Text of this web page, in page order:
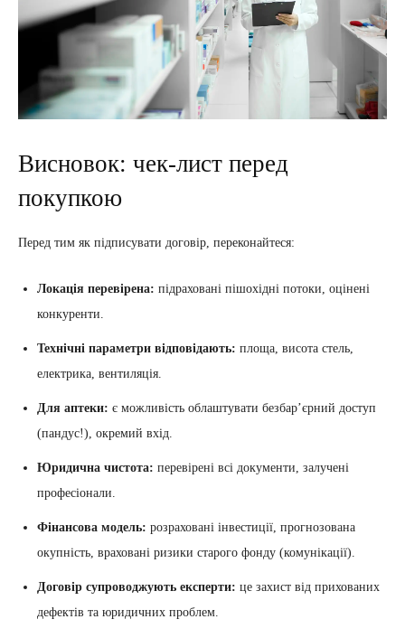
Висновок: чек-лист перед
покупкою
Перед тим як підписувати договір, переконайтеся:
Локація перевірена: підраховані пішохідні потоки, оцінені
конкуренти.
Технічні параметри відповідають: площа, висота стель,
електрика, вентиляція.
Для аптеки: є можливість облаштувати безбар’єрний доступ
(пандус!), окремий вхід.
Юридична чистота: перевірені всі документи, залучені
професіонали.
Фінансова модель: розраховані інвестиції, прогнозована
окупність, враховані ризики старого фонду (комунікації).
Договір супроводжують експерти: це захист від прихованих
дефектів та юридичних проблем.